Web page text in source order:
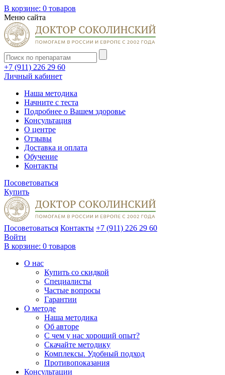
В корзине: 0 товаров
Меню сайта
+7 (911) 226 29 60
Личный кабинет
Наша методика
Начните с теста
Подробнее о Вашем здоровье
Консультация
О центре
Отзывы
Доставка и оплата
Обучение
Контакты
Посоветоваться
Купить
Посоветоваться Контакты +7 (911) 226 29 60
Войти
В корзине: 0 товаров
О нас
Купить со скидкой
Специалисты
Частые вопросы
Гарантии
О методе
Наша методика
Об авторе
С чем у нас хороший опыт?
Скачайте методику
Комплексы. Удобный подход
Противопоказания
Консультации